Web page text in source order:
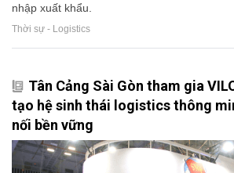
nhập xuất khẩu.
Thời sự - Logistics
Tân Cảng Sài Gòn tham gia
tạo hệ sinh thái logistics thông
nối bền vững